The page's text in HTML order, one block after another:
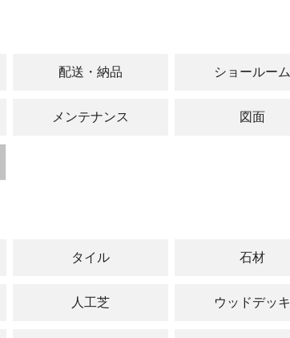
配送・納品 ショールーム
メンテナンス 図面
タイル 石材
人工芝 ウッドデッキ